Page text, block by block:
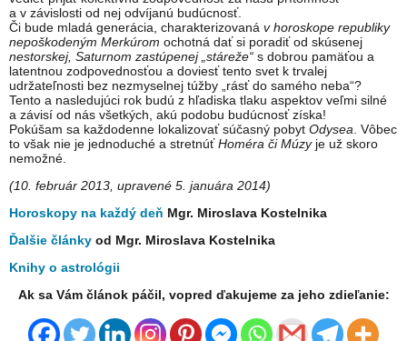
a v závislosti od nej odvíjanú budúcnosť.
Či bude mladá generácia, charakterizovaná v horoskope republiky
nepoškodeným Merkúrom ochotná dať si poradiť od skúsenej
nestorskej, Saturnom zastúpenej „stáreže“ s dobrou pamäťou a
latentnou zodpovednosťou a doviesť tento svet k trvalej
udržateľnosti bez nezmyselnej túžby „rásť do samého neba“?
Tento a nasledujúci rok budú z hľadiska tlaku aspektov veľmi silné
a závisí od nás všetkých, akú podobu budúcnosť získa!
Pokúšam sa každodenne lokalizovať súčasný pobyt Odysea . Vôbec
to však nie je jednoduché a stretnúťHoméra či Múzyje už skoro
nemožné.
(10. február 2013, upravené 5. januára 2014)
Horoskopy na každý deň Mgr. Miroslava Kostelnika
Ďalšie články od Mgr. Miroslava Kostelnika
Knihy o astrológii
Ak sa Vám článok páčil, vopred ďakujeme za jeho zdieľanie: